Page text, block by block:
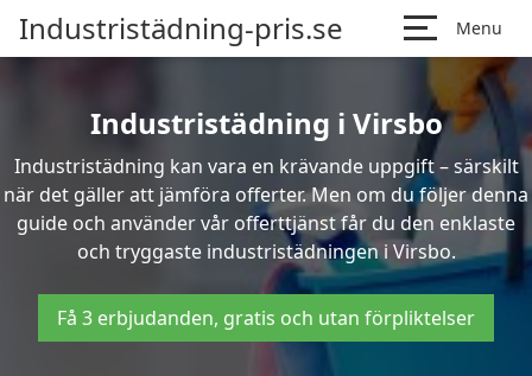
Industristädning-pris.se Menu
Industristädning i Virsbo
Industristädning kan vara en krävande uppgift – särskilt
när det gäller att jämföra offerter. Men om du följer denna
guide och använder vår offerttjänst får du den enklaste
och tryggaste industristädningen i Virsbo.
Få 3 erbjudanden, gratis och utan förpliktelser